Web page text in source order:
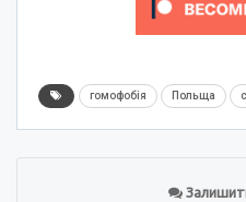
гомофобія Польща